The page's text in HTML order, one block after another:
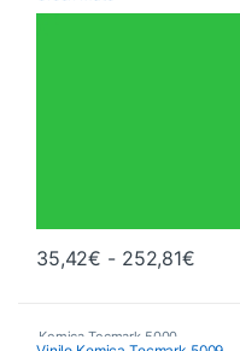
35,42€ - 252,81€
Este producto tiene
Kemica Tecmark 5000